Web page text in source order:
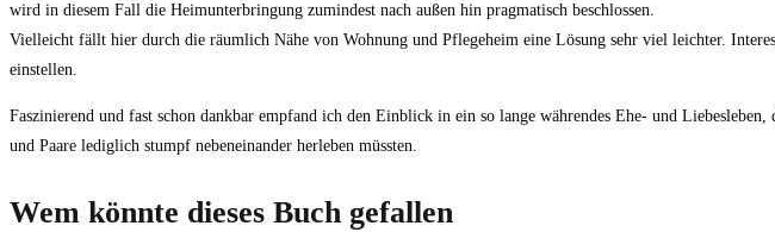
wird in diesem Fall die Heimunterbringung zumindest nach außen hin pragmatisch beschlossen.
Vielleicht fällt hier durch die räumlich Nähe von Wohnung und Pflegeheim eine Lösung sehr viel leichter.
einstellen.
Faszinierend und fast schon dankbar empfand ich den Einblick in ein so lange währendes Ehe- und
und Paare lediglich stumpf nebeneinander herleben müssten.
Wem könnte dieses Buch gefallen